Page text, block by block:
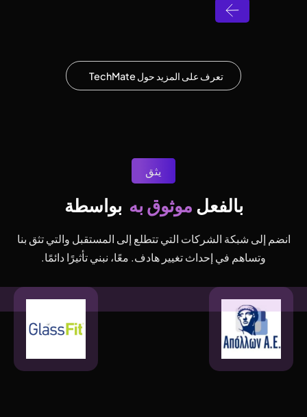
تعرف على المزيد حول TechMate
يثق
بالفعل موثوق به بواسطة
انضم إلى شبكة الشركات التي تتطلع إلى المستقبل والتي تثق بنا
وتساهم في إحداث تغيير هادف. معًا، نبني تأثيرًا دائمًا.